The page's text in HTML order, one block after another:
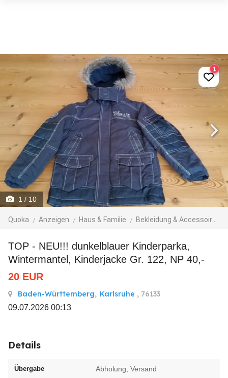
1 / 10
Quoka Anzeigen Haus & Familie Bekleidung & Accessoires
1
TOP - NEU!!! dunkelblauer Kinderparka,
Wintermantel, Kinderjacke Gr. 122, NP 40,-
20 EUR
Baden-Württemberg, Karlsruhe , 76133
09.07.2026 00:13
Details
Übergabe Abholung, Versand